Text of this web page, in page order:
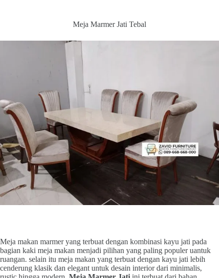
Meja Marmer Jati Tebal
Meja makan marmer yang terbuat dengan kombinasi kayu jati pada
bagian kaki meja makan menjadi pilihan yang paling populer uantuk
ruangan. selain itu meja makan yang terbuat dengan kayu jati lebih
cenderung klasik dan elegant untuk desain interior dari minimalis,